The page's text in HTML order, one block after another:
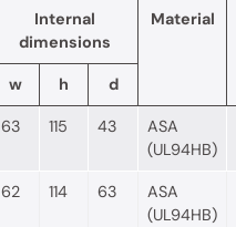
Internal
dimensions
Material
w h d
63 115 43
ASA
(UL94HB)
62 114 63
ASA
(UL94HB)